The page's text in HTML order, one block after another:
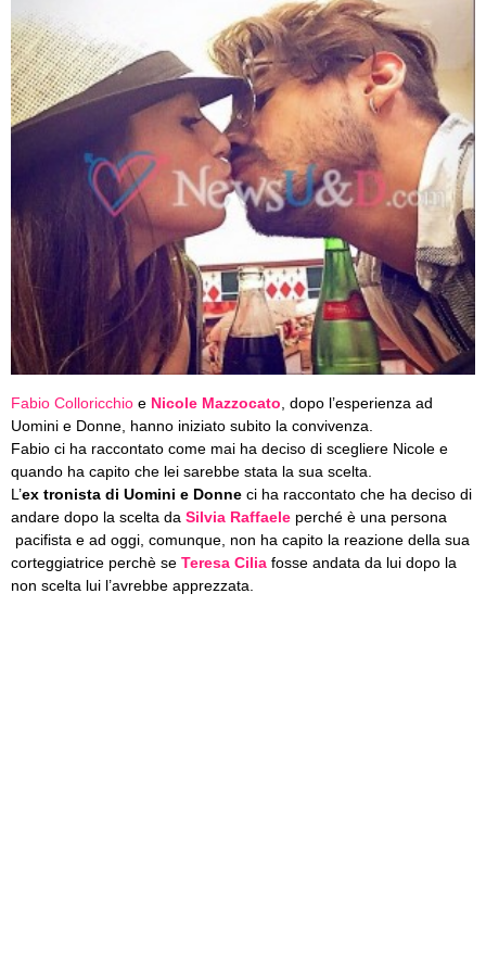
Fabio Colloricchio e Nicole Mazzocato , dopo l’esperienza ad
Uomini e Donne, hanno iniziato subito la convivenza.
Fabio ci ha raccontato come mai ha deciso di scegliere Nicole e
quando ha capito che lei sarebbe stata la sua scelta.
L’ex tronista di Uomini e Donne ci ha raccontato che ha deciso di
andare dopo la scelta da Silvia Raffaele perché è una persona
pacifista e ad oggi, comunque, non ha capito la reazione della sua
corteggiatrice perchè se Teresa Cilia fosse andata da lui dopo la
non scelta lui l’avrebbe apprezzata.